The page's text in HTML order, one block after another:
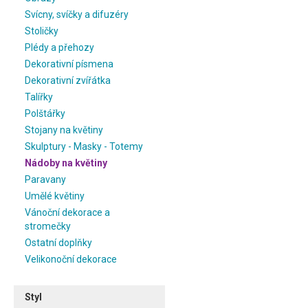
Svícny, svíčky a difuzéry
Stoličky
Plédy a přehozy
Dekorativní písmena
Dekorativní zvířátka
Talířky
Polštářky
Stojany na květiny
Skulptury - Masky - Totemy
Nádoby na květiny
Paravany
Umělé květiny
Vánoční dekorace a
stromečky
Ostatní doplňky
Velikonoční dekorace
Styl